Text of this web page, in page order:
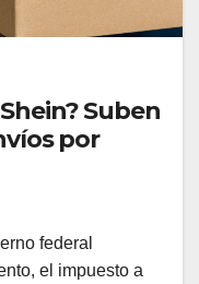
Suben
por
federal
el impuesto a